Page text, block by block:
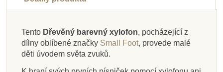
Skladem
Skladem
Skladem
Skladem
Tento Dřevěný barevný xylofon, pocházející z
dílny oblíbené značky Small Foot, provede malé
děti úvodem světa zvuků.